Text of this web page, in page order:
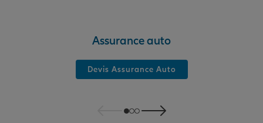
Assurance auto
Devis Assurance Auto